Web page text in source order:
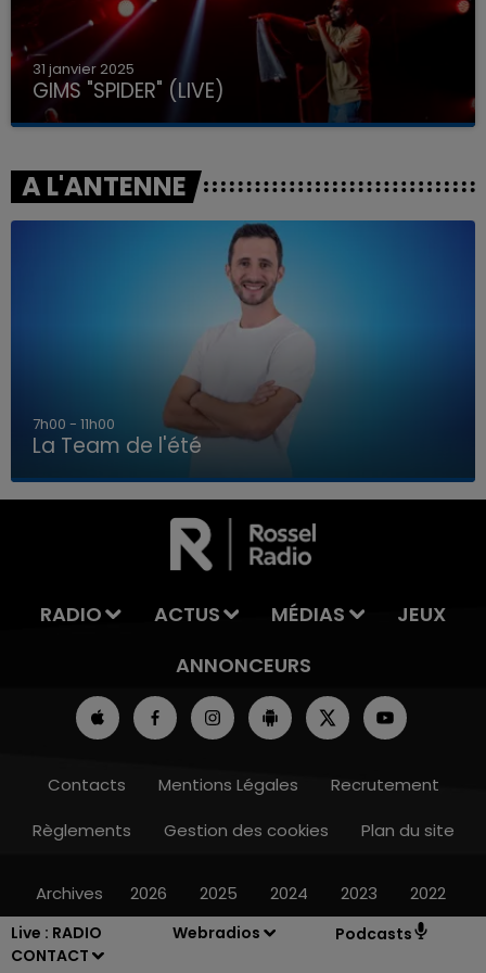
Live : RADIO
CONTACT
Webradios Podcasts
LA TEAM DE L'ÉTÉ
31 janvier 2025
GIMS "SPIDER" (LIVE)
A L'ANTENNE
7h00 - 11h00
La Team de l'été
RADIO ACTUS MÉDIAS
JEUX
ANNONCEURS
Contacts Mentions Légales
Recrutement
Règlements
Gestion des cookies Plan du site
Archives 2026 2025 2024 2023 2022